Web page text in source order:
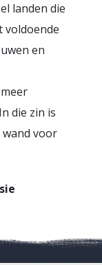
landen die
voldoende
en
die zin is
voor